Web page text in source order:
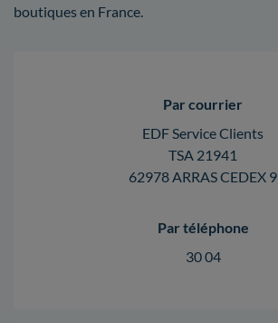
boutiques en France.
Par courrier
EDF Service Clients
TSA 21941
62978 ARRAS CEDEX 9
Par téléphone
30 04